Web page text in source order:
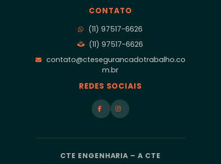
CONTATO
(11) 97517-6626
(11) 97517-6626
contato@ctesegurancadotrabalho.co
m.br
REDES SOCIAIS
CTE ENGENHARIA – A CTE